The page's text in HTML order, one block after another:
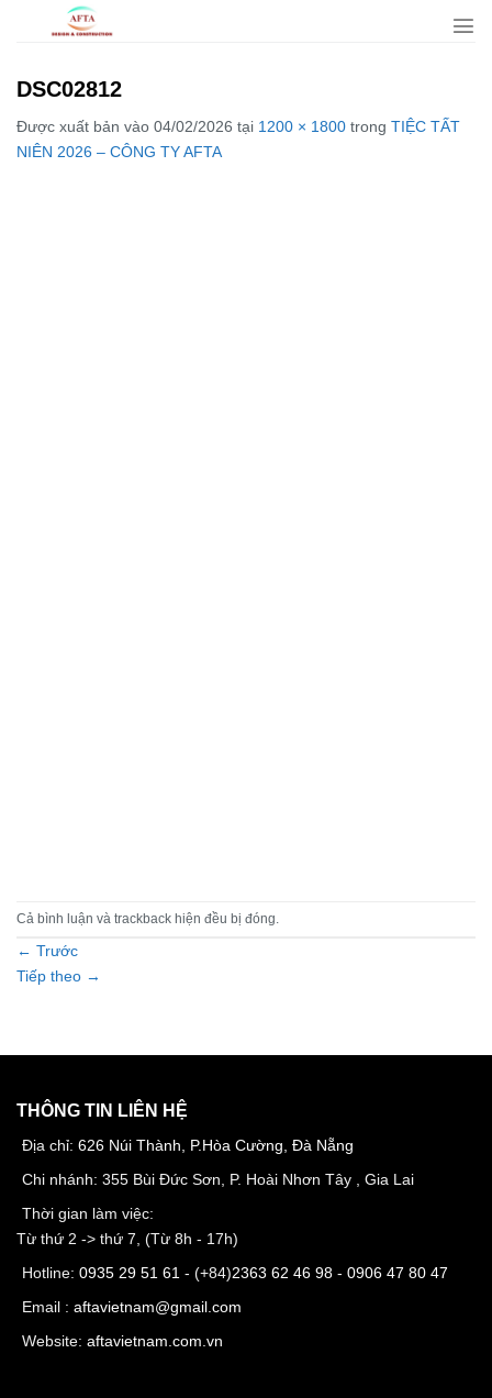
dungDSC02812
Được xuất bản vào 04/02/2026 tại 1200 × 1800 trong TIỆC TẤT
NIÊN 2026 – CÔNG TY AFTA
Cả bình luận và trackback hiện đều bị đóng.
← Trước
Tiếp theo →
THÔNG TIN LIÊN HỆ
Địa chỉ: 626 Núi Thành, P.Hòa Cường, Đà Nẵng
Chi nhánh: 355 Bùi Đức Sơn, P. Hoài Nhơn Tây , Gia Lai
Thời gian làm việc:
Từ thứ 2 -> thứ 7, (Từ 8h - 17h)
Hotline: 0935 29 51 61 - (+84)2363 62 46 98 - 0906 47 80 47
Email : aftavietnam@gmail.com
Website: aftavietnam.com.vn